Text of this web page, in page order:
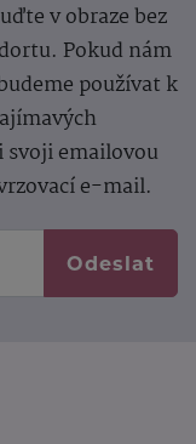
v obraze bez
Pokud nám
používat k
emailovou
e-mail.
Odeslat